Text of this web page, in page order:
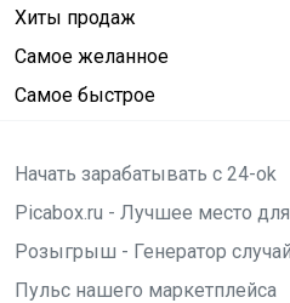
Хиты продаж
Самое желанное
Самое быстрое
Начать зарабатывать с 24-ok
Picabox.ru - Лучшее место
Розыгрыш - Генератор
Пульс нашего маркетплейса